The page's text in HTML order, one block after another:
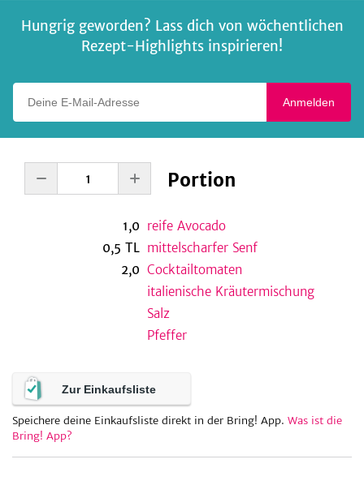
Hungrig geworden? Lass dich von wöchentlichen
Rezept-Highlights inspirieren!
Anmelden
Portion
1,0 reife Avocado
0,5 TL mittelscharfer Senf
2,0 Cocktailtomaten
italienische Kräutermischung
Salz
Pfeffer
Zur Einkaufsliste
Speichere deine Einkaufsliste direkt in der Bring! App. Was ist die
Bring! App?